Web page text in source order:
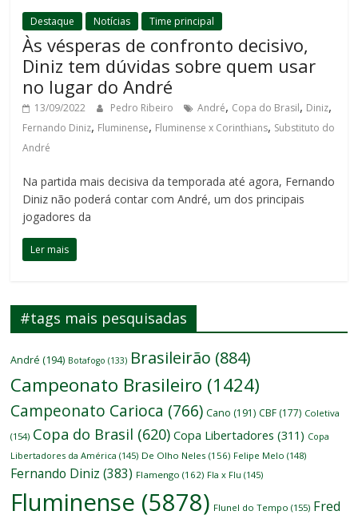
Destaque Notícias Time principal
Às vésperas de confronto decisivo,
Diniz tem dúvidas sobre quem usar
no lugar do André
13/09/2022 Pedro Ribeiro André, Copa do Brasil, Diniz,
Fernando Diniz, Fluminense, Fluminense x Corinthians, Substituto do
André
Na partida mais decisiva da temporada até agora, Fernando
Diniz não poderá contar com André, um dos principais
jogadores da
Ler mais
#tags mais pesquisadas
André (194) Botafogo (133) Brasileirão (884)
Campeonato Brasileiro (1424)
Campeonato Carioca (766) Cano (191) CBF (177) Coletiva
(154) Copa do Brasil (620) Copa Libertadores (311) Copa
Libertadores da América (145) De Olho Neles (156) Felipe Melo (148)
Fernando Diniz (383) Flamengo (162) Fla x Flu (145)
Fluminense (5878) Flunel do Tempo (155) Fred